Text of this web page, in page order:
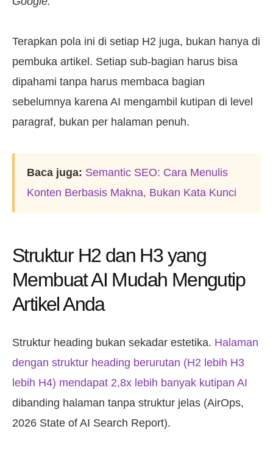
Terapkan pola ini di setiap H2 juga, bukan hanya di
pembuka artikel. Setiap sub-bagian harus bisa
dipahami tanpa harus membaca bagian
sebelumnya karena AI mengambil kutipan di level
paragraf, bukan per halaman penuh.
Baca juga: Semantic SEO: Cara Menulis
Konten Berbasis Makna, Bukan Kata Kunci
Struktur H2 dan H3 yang
Membuat AI Mudah Mengutip
Artikel Anda
Struktur heading bukan sekadar estetika. Halaman
dengan struktur heading berurutan (H2 lebih H3
lebih H4) mendapat 2,8x lebih banyak kutipan AI
dibanding halaman tanpa struktur jelas (AirOps,
2026 State of AI Search Report).